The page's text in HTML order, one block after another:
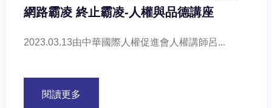
網路霸凌 終止霸凌-人權與品德講座
2023.03.13由中華國際人權促進會人權講師呂...
閱讀更多